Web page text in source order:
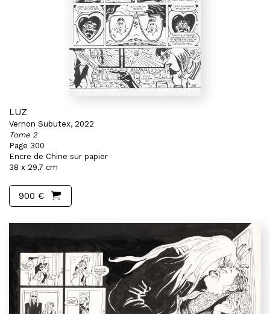
LUZ
Vernon Subutex, 2022
Tome 2
Page 300
Encre de Chine sur papier
38 x 29,7 cm
900 €